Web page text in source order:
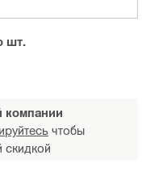
шт.
чтобы
скидкой